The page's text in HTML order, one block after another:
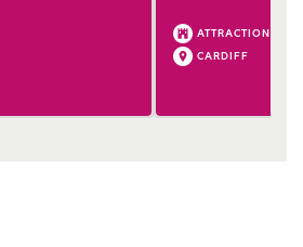
ATTRACTION
CARDIFF